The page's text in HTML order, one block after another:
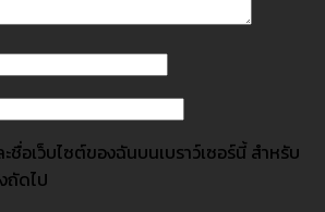
ชื่อเว็บไซต์ของฉันบนเบราว์เซอร์นี้ สำหรับ
ถัดไป